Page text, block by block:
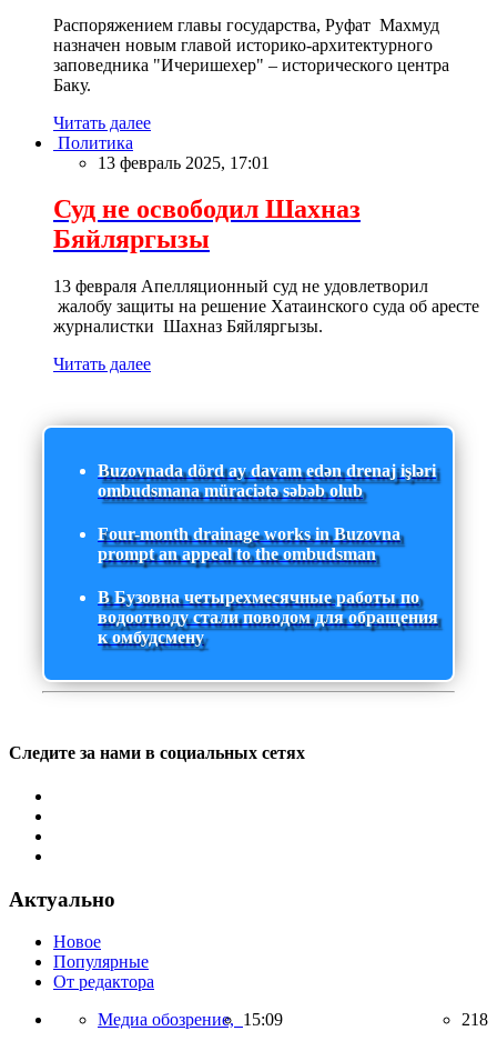
Распоряжением главы государства, Руфат Махмуд
назначен новым главой историко-архитектурного
заповедника "Ичеришехер" – исторического центра
Баку.
Читать далее
Политика
13 февраль 2025, 17:01
Суд не освободил Шахназ
Бяйляргызы
13 февраля Апелляционный суд не удовлетворил
жалобу защиты на решение Хатаинского суда об аресте
журналистки Шахназ Бяйляргызы.
Читать далее
Buzovnada dörd ay davam edən drenaj işləri
ombudsmana müraciətə səbəb olub
Four-month drainage works in Buzovna
prompt an appeal to the ombudsman
В Бузовна четырехмесячные работы по
водоотводу стали поводом для обращения
к омбудсмену
Следите за нами в социальных сетях
Актуально
Новое
Популярные
От редактора
Медиа обозрение, 15:09 218